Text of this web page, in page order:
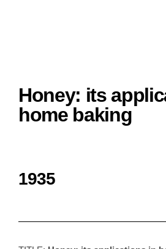
Honey: its
home baking
1935